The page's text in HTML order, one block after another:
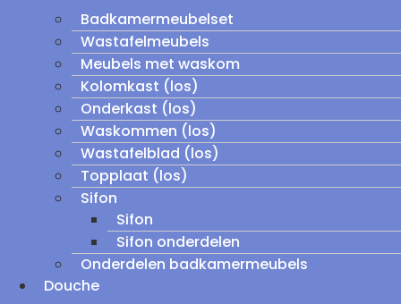
Badkamermeubelset
Wastafelmeubels
Meubels met waskom
Kolomkast (los)
Onderkast (los)
Waskommen (los)
Wastafelblad (los)
Topplaat (los)
Sifon
Sifon
Sifon onderdelen
Onderdelen badkamermeubels
Douche